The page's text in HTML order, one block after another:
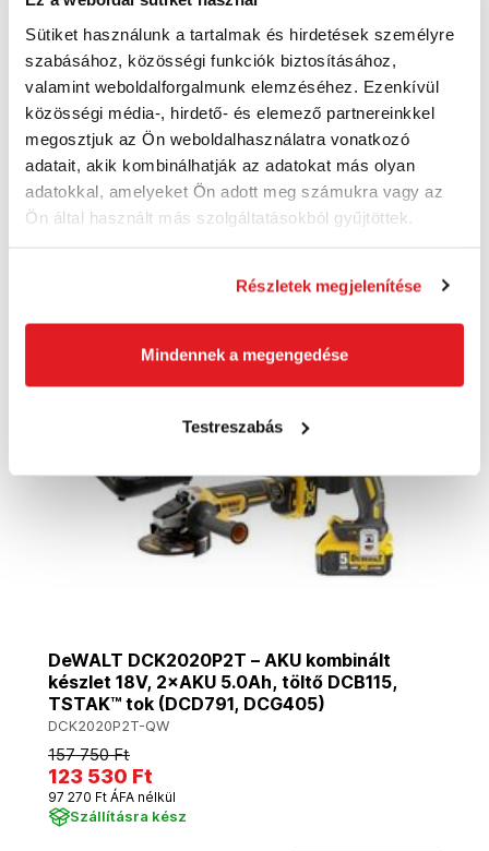
Sütiket használunk a tartalmak és hirdetések személyre
szabásához, közösségi funkciók biztosításához,
valamint weboldalforgalmunk elemzéséhez. Ezenkívül
közösségi média-, hirdető- és elemező partnereinkkel
megosztjuk az Ön weboldalhasználatra vonatkozó
adatait, akik kombinálhatják az adatokat más olyan
adatokkal, amelyeket Ön adott meg számukra vagy az
Ön által használt más szolgáltatásokból gyűjtöttek.
Részletek megjelenítése
Mindennek a megengedése
Testreszabás
DeWALT DCK305P3T - Akkus
szerszámkészlet
DCK305P3T-QW
270 420 Ft
242 250 Ft
190 750 Ft ÁFA nélkül
Szállításra kész
Kosárba
DeWALT DCK2020P2T – AKU kombinált
készlet 18V, 2×AKU 5.0Ah, töltő DCB115,
TSTAK™ tok (DCD791, DCG405)
DCK2020P2T-QW
157 750 Ft
123 530 Ft
97 270 Ft ÁFA nélkül
Szállításra kész